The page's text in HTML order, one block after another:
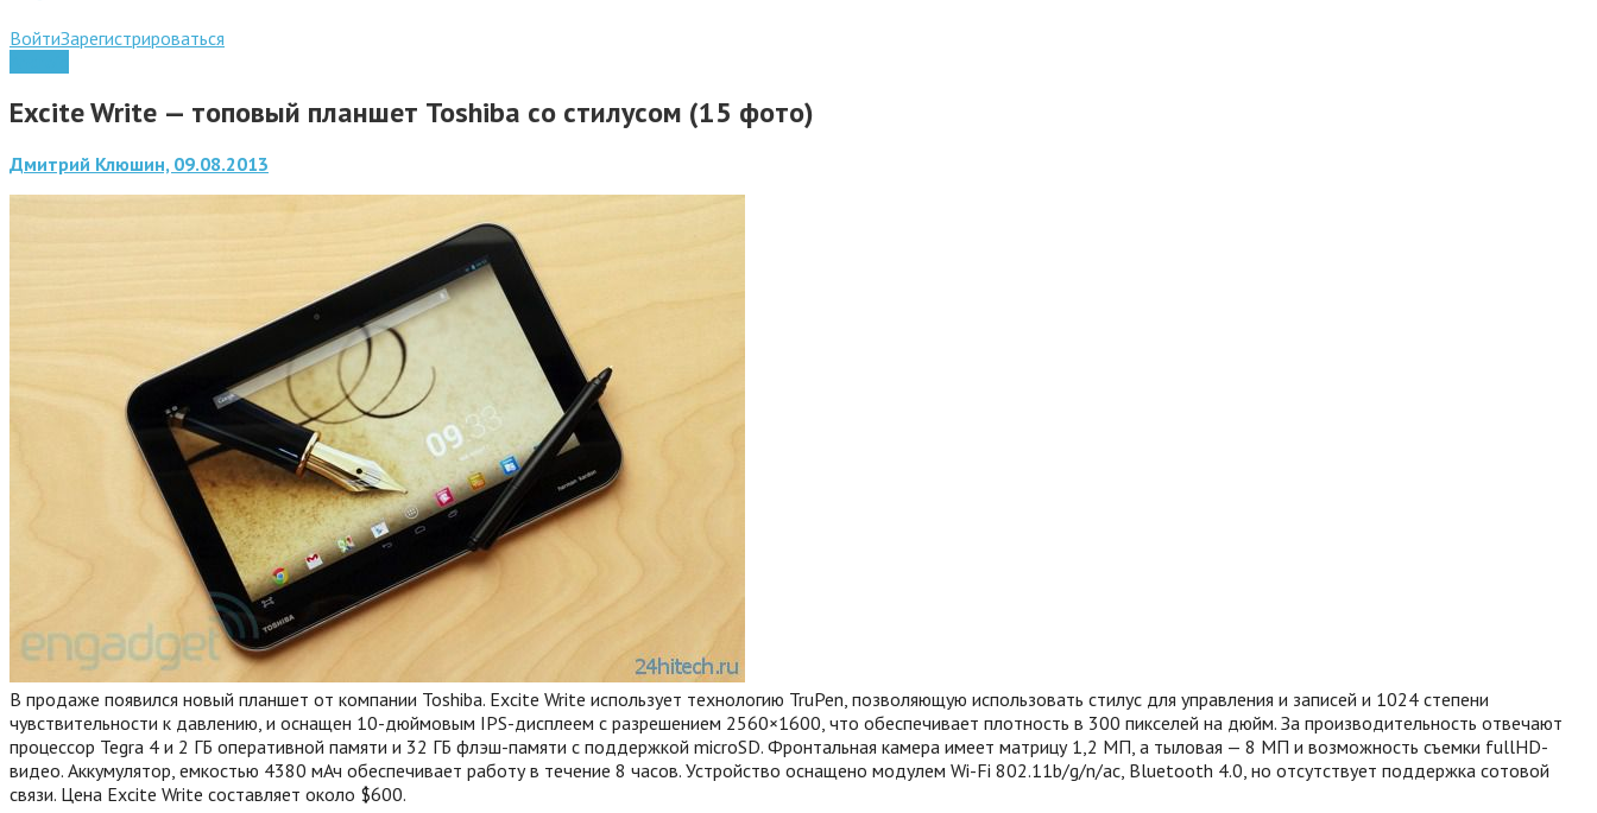
ВойтиЗарегистрироваться
Excite Write — топовый планшет Toshiba со стилусом (15 фото)
Дмитрий Клюшин, 09.08.2013
В продаже появился новый планшет от компании Toshiba. Excite Write использует технологию TruPen, позволяющую использовать стилус для управления и записей и 1024 степени
чувствительности к давлению, и оснащен 10-дюймовым IPS-дисплеем с разрешением 2560×1600, что обеспечивает плотность в 300 пикселей на дюйм. За производительность отвечают
процессор Tegra 4 и 2 ГБ оперативной памяти и 32 ГБ флэш-памяти с поддержкой microSD. Фронтальная камера имеет матрицу 1,2 МП, а тыловая — 8 МП и возможность съемки fullHD-
видео. Аккумулятор, емкостью 4380 мАч обеспечивает работу в течение 8 часов. Устройство оснащено модулем Wi-Fi 802.11b/g/n/ac, Bluetooth 4.0, но отсутствует поддержка сотовой
связи. Цена Excite Write составляет около $600.